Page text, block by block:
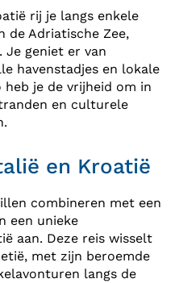
rij je langs enkele
de Adriatische Zee,
Je geniet er van
havenstadjes en lokale
je de vrijheid om in
en culturele
en Kroatië
combineren met een
een unieke
aan. Deze reis wisselt
met zijn beroemde
langs de